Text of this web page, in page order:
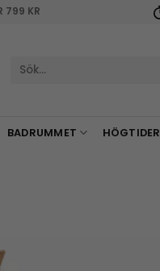
799 KR
Sök
BADRUMMET HÖGTIDER